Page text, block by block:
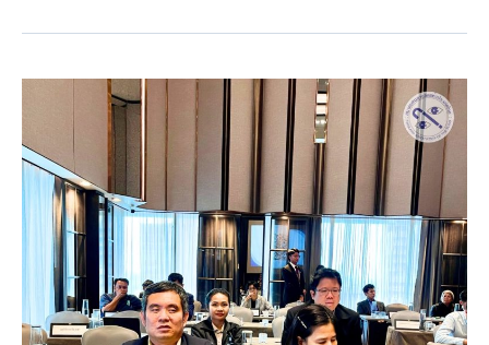
ตาบอด
แห่ง
ประเทศไทย
ประชุม
หารือ